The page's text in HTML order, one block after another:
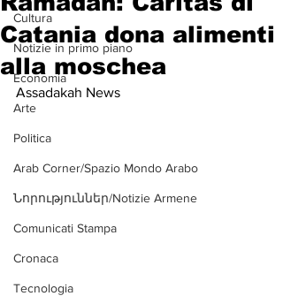
Cultura
Notizie in primo piano
Economia
Arte
Politica
Arab Corner/Spazio Mondo Arabo
Նորություններ/Notizie Armene
Comunicati Stampa
Cronaca
Tecnologia
Catania dona alimenti
alla moschea
Assadakah News